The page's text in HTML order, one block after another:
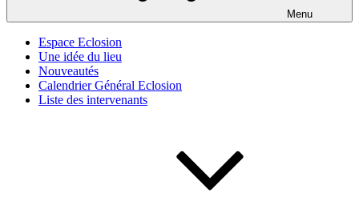
Menu
Espace Eclosion
Une idée du lieu
Nouveautés
Calendrier Général Eclosion
Liste des intervenants